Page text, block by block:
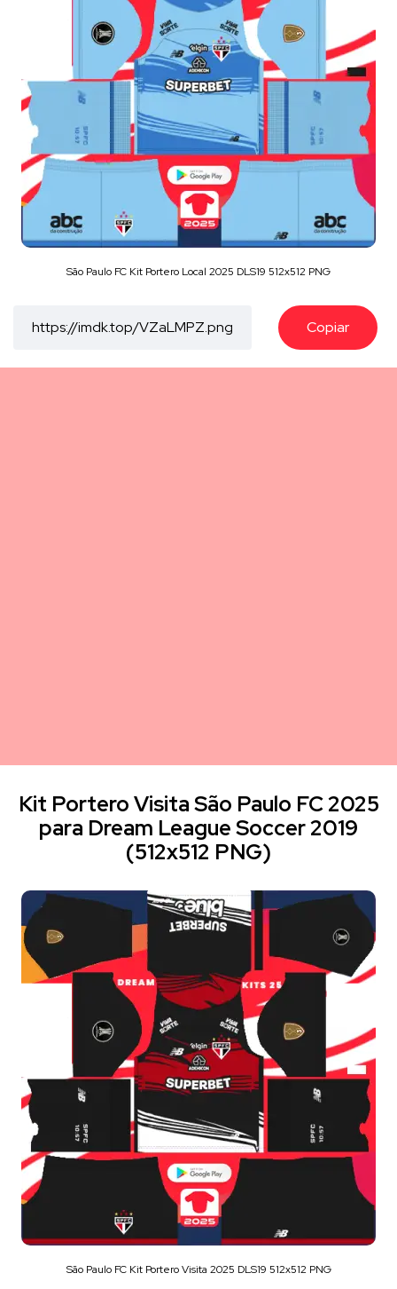
São Paulo FC Kit Portero Local 2025 DLS19 512x512 PNG
Copiar
Kit Portero Visita São Paulo FC 2025
para Dream League Soccer 2019
(512x512 PNG)
São Paulo FC Kit Portero Visita 2025 DLS19 512x512 PNG